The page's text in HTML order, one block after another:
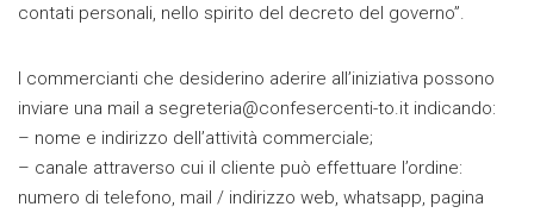
contati personali, nello spirito del decreto del governo”.
I commercianti che desiderino aderire all’iniziativa possono
inviare una mail a segreteria@confesercenti-to.it indicando:
– nome e indirizzo dell’attività commerciale;
– canale attraverso cui il cliente può effettuare l’ordine:
numero di telefono, mail / indirizzo web, whatsapp, pagina